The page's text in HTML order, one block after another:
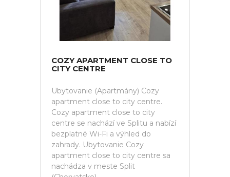
COZY APARTMENT CLOSE TO
CITY CENTRE
Ubytovanie (Apartmány) Cozy
apartment close to city centre.
Cozy apartment close to city
centre se nachází ve Splitu a nabízí
bezplatné Wi-Fi a výhled do
zahrady. Ubytovanie Cozy
apartment close to city centre sa
nachádza v meste Split